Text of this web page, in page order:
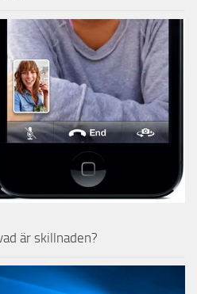
är skillnaden?